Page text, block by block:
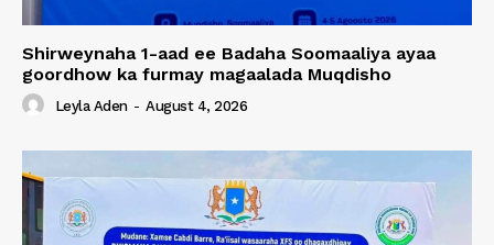
Shirweynaha 1-aad ee Badaha Soomaaliya ayaa
goordhow ka furmay magaalada Muqdisho
Leyla Aden - August 4, 2026